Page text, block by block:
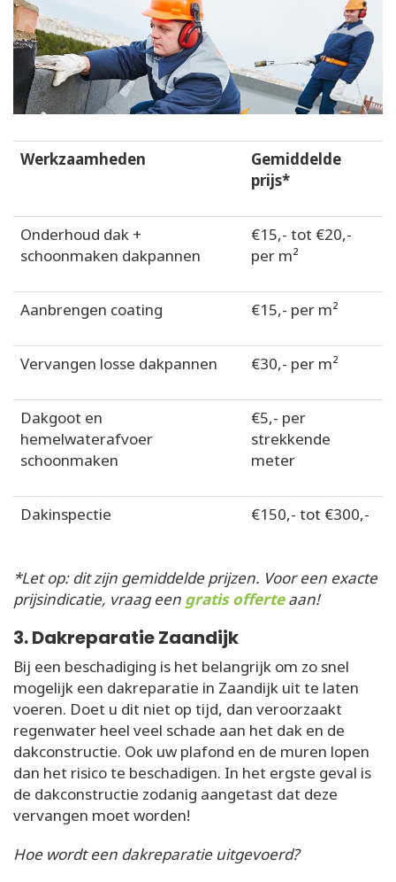
Werkzaamheden
Gemiddelde
prijs*
Onderhoud dak +
schoonmaken dakpannen
€15,- tot €20,-
per m²
Aanbrengen coating €15,- per m²
Vervangen losse dakpannen €30,- per m²
Dakgoot en
hemelwaterafvoer
schoonmaken
€5,- per
strekkende
meter
Dakinspectie €150,- tot €300,-
*Let op: dit zijn gemiddelde prijzen. Voor een exacte
prijsindicatie, vraag een gratis offerteaan!
3. Dakreparatie Zaandijk
Bij een beschadiging is het belangrijk om zo snel
mogelijk een dakreparatie in Zaandijk uit te laten
voeren. Doet u dit niet op tijd, dan veroorzaakt
regenwater heel veel schade aan het dak en de
dakconstructie. Ook uw plafond en de muren lopen
dan het risico te beschadigen. In het ergste geval is
de dakconstructie zodanig aangetast dat deze
vervangen moet worden!
Hoe wordt een dakreparatie uitgevoerd?